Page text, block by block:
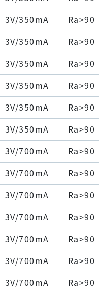
3V/350mA Ra>90
3V/350mA Ra>90
3V/350mA Ra>90
3V/350mA Ra>90
3V/350mA Ra>90
3V/350mA Ra>90
3V/700mA Ra>90
3V/700mA Ra>90
3V/700mA Ra>90
3V/700mA Ra>90
3V/700mA Ra>90
3V/700mA Ra>90
3V/700mA Ra>90